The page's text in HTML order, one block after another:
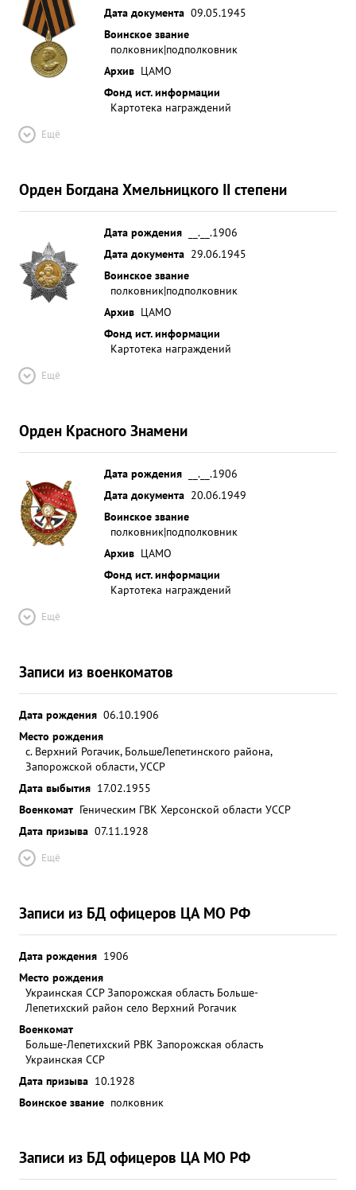
Данциг, полк нанес следующие потери
противнику: Убито и ранено свыше 550 солдат и
офицеров противника, взято в плен 122 солдата и
офицера, захвачено три госпиталя до 2000
раненых солдат и офицеров. УНИЧТОЖЕНО
пулеметов 5 ,миномейов 7 орудий 4 повозок с
1. ЗАХВАЧЕНО орудий 25, минометов 23,
исправных 84, продовольственных складов 8
пулеметов 42 радиостанций 2 мотоциклов 9,
Дата документа 09.05.1945
Воинское звание
полковник|подполковник
Архив ЦАМО
Фонд ист. информации
Картотека награждений
Ещё
Орден Богдана Хмельницкого II степени
Дата рождения
__.__.1906
Дата документа 29.06.1945
Воинское звание
полковник|подполковник
Архив ЦАМО
Фонд ист. информации
Картотека награждений
Ещё
Орден Красного Знамени
Дата рождения
__.__.1906
Дата документа 20.06.1949
Воинское звание
полковник|подполковник
Архив ЦАМО
Фонд ист. информации
Картотека награждений
Ещё
Записи из военкоматов
Дата рождения 06.10.1906
Место рождения
с. Верхний Рогачик, БольшеЛепетинского района,
Запорожской области, УССР
Дата выбытия 17.02.1955
Военкомат Геническим ГВК Херсонской области УССР
Дата призыва 07.11.1928
Ещё
Записи из БД офицеров ЦА МО РФ
Дата рождения 1906
Место рождения
Украинская ССР Запорожская область Больше-
Лепетихский район село Верхний Рогачик
Военкомат
Больше-Лепетихский РВК Запорожская область
Украинская ССР
Дата призыва 10.1928
Воинское звание полковник
Записи из БД офицеров ЦА МО РФ